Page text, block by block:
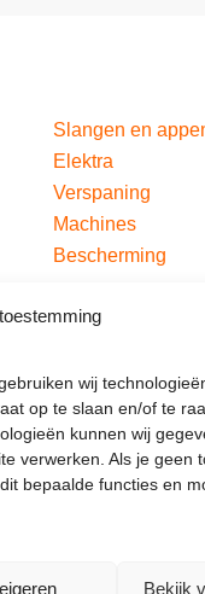
wij
op te slaan en/of te
kunnen wij
verwerken. Als je geen
bepaalde functies en
Bekijk
Slangen en
Elektra
Verspaning
Machines
Bescherming